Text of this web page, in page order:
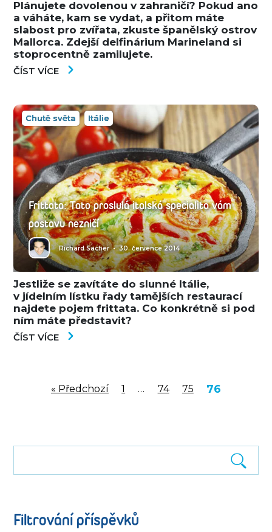
Plánujete dovolenou v zahraničí? Pokud ano
a váháte, kam se vydat, a přitom máte
slabost pro zvířata, zkuste španělský ostrov
Mallorca. Zdejší delfinárium Marineland si
stoprocentně zamilujete.
ČÍST VÍCE
Chutě světa Itálie
Frittata: Tato proslulá italská specialita vám
postavu nezničí
Richard Sacher•30. července 2014
Jestliže se zavítáte do slunné Itálie,
v jídelním lístku řady tamějších restaurací
najdete pojem frittata. Co konkrétně si pod
ním máte představit?
ČÍST VÍCE
« Předchozí 1 … 74 75 76
Filtrování příspěvků